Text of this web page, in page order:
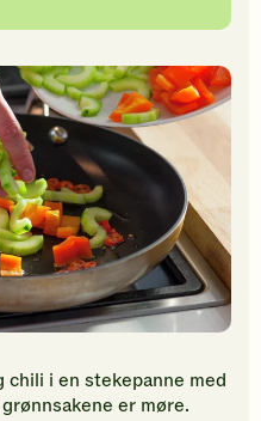
chili i en stekepanne med
er møre.